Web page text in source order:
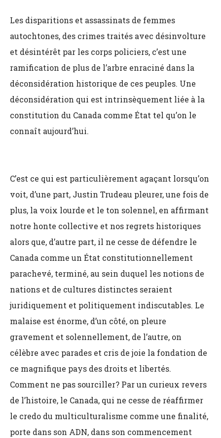
Les disparitions et assassinats de femmes
autochtones, des crimes traités avec désinvolture
et désintérêt par les corps policiers, c’est une
ramification de plus de l’arbre enraciné dans la
déconsidération historique de ces peuples. Une
déconsidération qui est intrinsèquement liée à la
constitution du Canada comme État tel qu’on le
connaît aujourd’hui.
C’est ce qui est particulièrement agaçant lorsqu’on
voit, d’une part, Justin Trudeau pleurer, une fois de
plus, la voix lourde et le ton solennel, en affirmant
notre honte collective et nos regrets historiques
alors que, d’autre part, il ne cesse de défendre le
Canada comme un État constitutionnellement
parachevé, terminé, au sein duquel les notions de
nations et de cultures distinctes seraient
juridiquement et politiquement indiscutables. Le
malaise est énorme, d’un côté, on pleure
gravement et solennellement, de l’autre, on
célèbre avec parades et cris de joie la fondation de
ce magnifique pays des droits et libertés.
Comment ne pas sourciller? Par un curieux revers
de l’histoire, le Canada, qui ne cesse de réaffirmer
le credo du multiculturalisme comme une finalité,
porte dans son ADN, dans son commencement